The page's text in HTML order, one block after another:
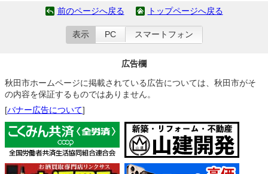
前のページへ戻る トップページへ戻る
表示 PC スマートフォン
広告欄
秋田市ホームページに掲載されている広告については、秋田市がそ
の内容を保証するものではありません。
[バナー広告について]